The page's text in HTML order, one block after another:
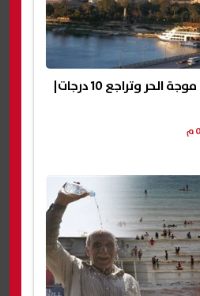
بشرى سارة.. انتهاء موجة الحر وتراجع 10 درجات|